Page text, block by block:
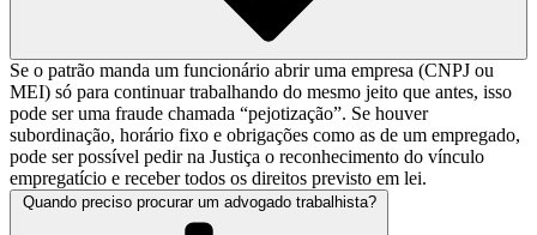
Se o patrão manda um funcionário abrir uma empresa (CNPJ ou
MEI) só para continuar trabalhando do mesmo jeito que antes, isso
pode ser uma fraude chamada “pejotização”. Se houver
subordinação, horário fixo e obrigações como as de um empregado,
pode ser possível pedir na Justiça o reconhecimento do vínculo
empregatício e receber todos os direitos previsto em lei.
Quando preciso procurar um advogado trabalhista?